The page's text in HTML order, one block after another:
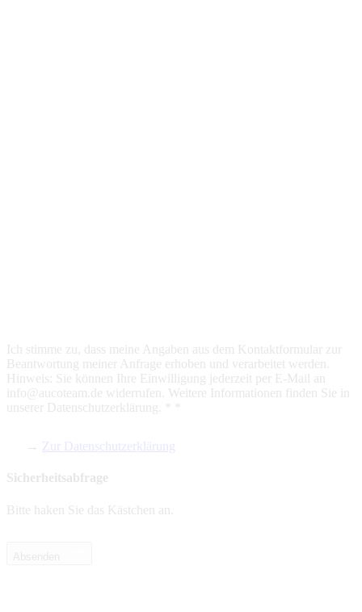
Ich stimme zu, dass meine Angaben aus dem Kontaktformular zur
Beantwortung meiner Anfrage erhoben und verarbeitet werden.
Hinweis: Sie können Ihre Einwilligung jederzeit per E-Mail an
info@aucoteam.de widerrufen. Weitere Informationen finden Sie in
unserer Datenschutzerklärung. *
→ Zur Datenschutzerklärung
Sicherheitsabfrage
Bitte haken Sie das Kästchen an.